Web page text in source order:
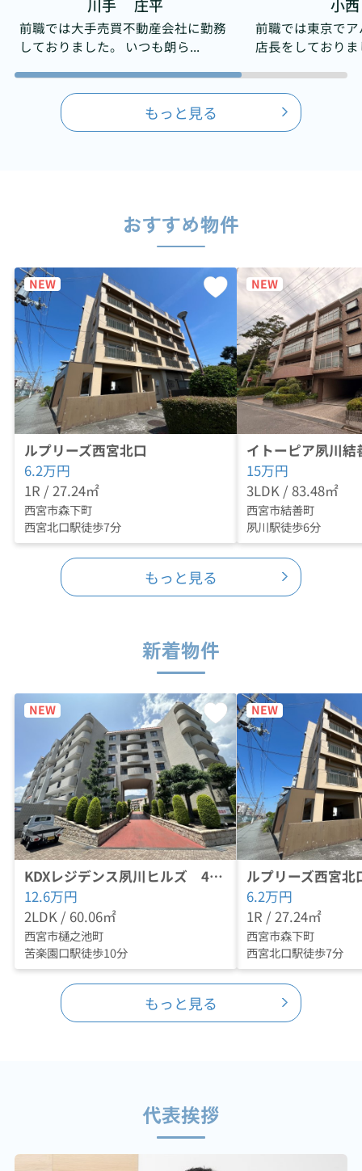
川手 庄平
前職では大手売買不動産会社に勤務
しておりました。 いつも朗ら...
小
前職では東京で
店長をしており
もっと見る
おすすめ物件
NEW
ルプリーズ西宮北口
6.2万円
1R / 27.24㎡
西宮市森下町
西宮北口駅徒歩7分
NEW
イトーピア夙川結
15万円
3LDK / 83.48㎡
西宮市結善町
夙川駅徒歩6分
もっと見る
新着物件
NEW
KDXレジデンス夙川ヒルズ 4番館
12.6万円
2LDK / 60.06㎡
西宮市樋之池町
苦楽園口駅徒歩10分
NEW
ルプリーズ西宮北
6.2万円
1R / 27.24㎡
西宮市森下町
西宮北口駅徒歩7分
もっと見る
代表挨拶